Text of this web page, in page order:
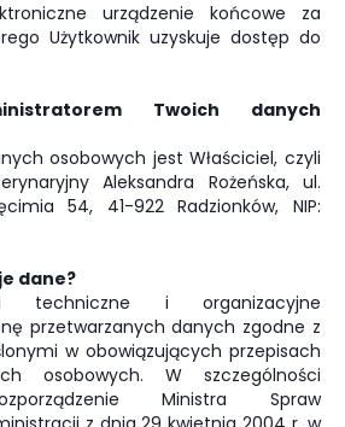
urządzenie końcowe za
Użytkownik uzyskuje dostęp do
Twoich danych
osobowych jest Właściciel, czyli
Aleksandra Rożeńska, ul.
54, 41-922 Radzionków, NIP:
dane?
techniczne i organizacyjne
przetwarzanych danych zgodne z
w obowiązujących przepisach
osobowych. W szczególności
Ministra Spraw